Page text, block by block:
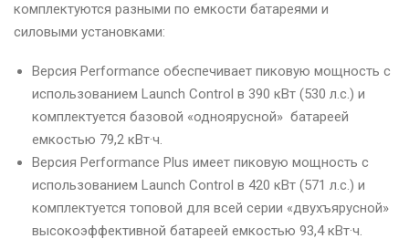
комплектуются разными по емкости батареями и
силовыми установками:
Версия Performance обеспечивает пиковую мощность с
использованием Launch Control в 390 кВт (530 л.с.) и
комплектуется базовой «одноярусной» батареей
емкостью 79,2 кВт·ч.
Версия Performance Plus имеет пиковую мощность с
использованием Launch Control в 420 кВт (571 л.с.) и
комплектуется топовой для всей серии «двухъярусной»
высокоэффективной батареей емкостью 93,4 кВт·ч.